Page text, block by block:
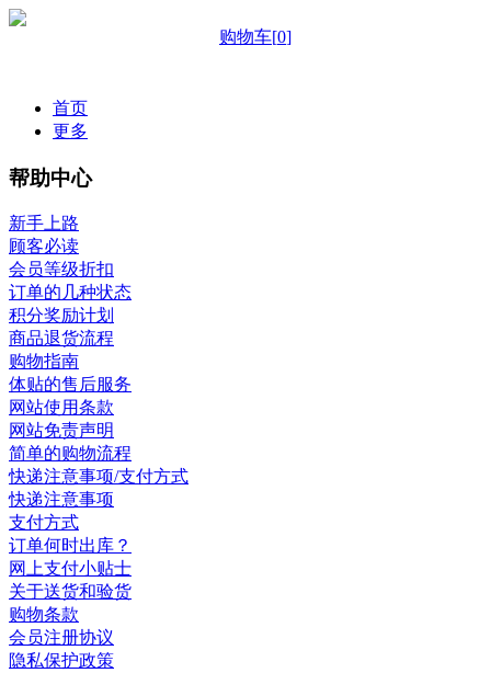
购物车[0]
首页
更多
帮助中心
新手上路
顾客必读
会员等级折扣
订单的几种状态
积分奖励计划
商品退货流程
购物指南
体贴的售后服务
网站使用条款
网站免责声明
简单的购物流程
快递注意事项/支付方式
快递注意事项
支付方式
订单何时出库？
网上支付小贴士
关于送货和验货
购物条款
会员注册协议
隐私保护政策